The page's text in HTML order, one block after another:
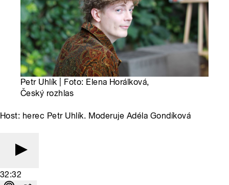
Petr Uhlík | Foto: Elena Horálková,
Český rozhlas
Host: herec Petr Uhlík. Moderuje Adéla Gondíková
32:32